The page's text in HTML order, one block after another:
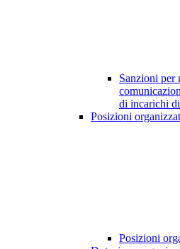
Sanzioni per
di incarichi
Posizioni
Posizioni